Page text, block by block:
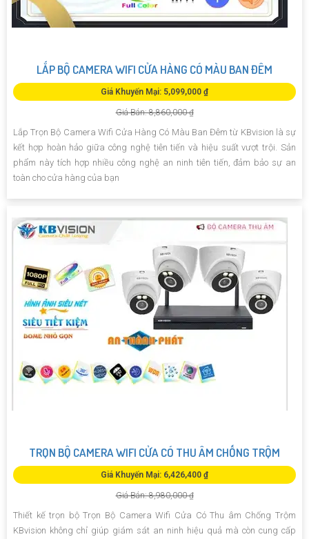
LẮP BỘ CAMERA WIFI CỬA HÀNG CÓ MÀU BAN ĐÊM
Giá Khuyến Mại: 5,099,000 ₫
Giá Bán: 8,860,000 ₫
Lắp Trọn Bộ Camera Wifi Cửa Hàng Có Màu Ban Đêm từ KBvision là sự
kết hợp hoàn hảo giữa công nghệ tiên tiến và hiệu suất vượt trội. Sản
phẩm này tích hợp nhiều công nghệ an ninh tiên tiến, đảm bảo sự an
toàn cho cửa hàng của bạn
TRỌN BỘ CAMERA WIFI CỬA CÓ THU ÂM CHỐNG TRỘM
Giá Khuyến Mại: 6,426,400 ₫
Giá Bán: 8,980,000 ₫
Thiết kế trọn bộ Trọn Bộ Camera Wifi Cửa Có Thu âm Chống Trộm
KBvision không chỉ giúp giám sát an ninh hiệu quả mà còn cung cấp